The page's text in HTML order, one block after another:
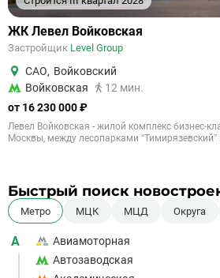
ЖК Левел Войковская
Застройщик Level Group
САО, Войковский
Войковская
12 мин.
от 16 230 000 ₽
Левел Войковская - жилой комплекс бизнес-
Москвы, между лесопарками “Тимирязевский”
Быстрый поиск
Метро МЦК МЦД Округа
А Авиамоторная
Автозаводская